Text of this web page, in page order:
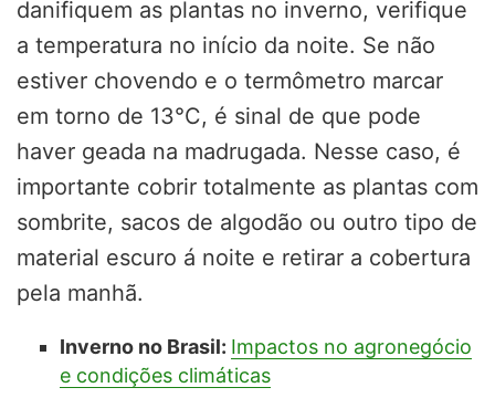
danifiquem as plantas no inverno, verifique
a temperatura no início da noite. Se não
estiver chovendo e o termômetro marcar
em torno de 13°C, é sinal de que pode
haver geada na madrugada. Nesse caso, é
importante cobrir totalmente as plantas com
sombrite, sacos de algodão ou outro tipo de
material escuro á noite e retirar a cobertura
pela manhã.
Inverno no Brasil: Impactos no agronegócio
e condições climáticas